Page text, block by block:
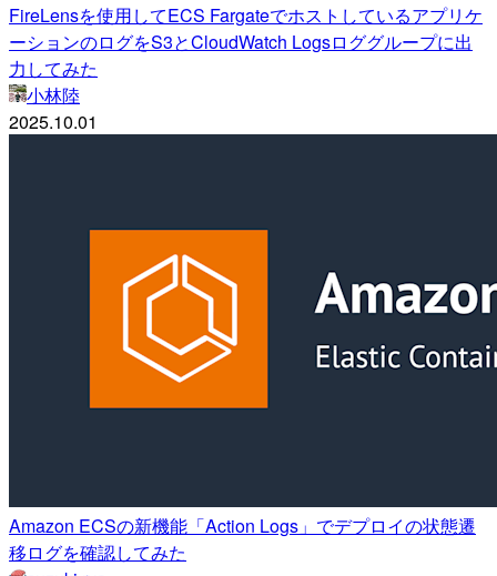
FireLensを使用してECS Fargateでホストしているアプリケ
ーションのログをS3とCloudWatch Logsロググループに出
力してみた
小林陸
2025.10.01
Amazon ECSの新機能「Action Logs」でデプロイの状態遷
移ログを確認してみた